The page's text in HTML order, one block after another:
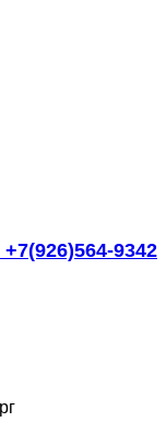
+7(926)564-9342